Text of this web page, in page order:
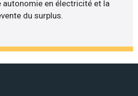
autonomie en électricité et la
du surplus.